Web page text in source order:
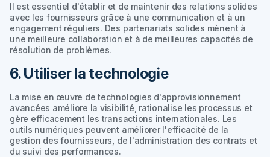
Il est essentiel d'établir et de maintenir des relations solides
avec les fournisseurs grâce à une communication et à un
engagement réguliers. Des partenariats solides mènent à
une meilleure collaboration et à de meilleures capacités de
résolution de problèmes.
6. Utiliser la technologie
La mise en œuvre de technologies d'approvisionnement
avancées améliore la visibilité, rationalise les processus et
gère efficacement les transactions internationales. Les
outils numériques peuvent améliorer l'efficacité de la
gestion des fournisseurs, de l'administration des contrats et
du suivi des performances.